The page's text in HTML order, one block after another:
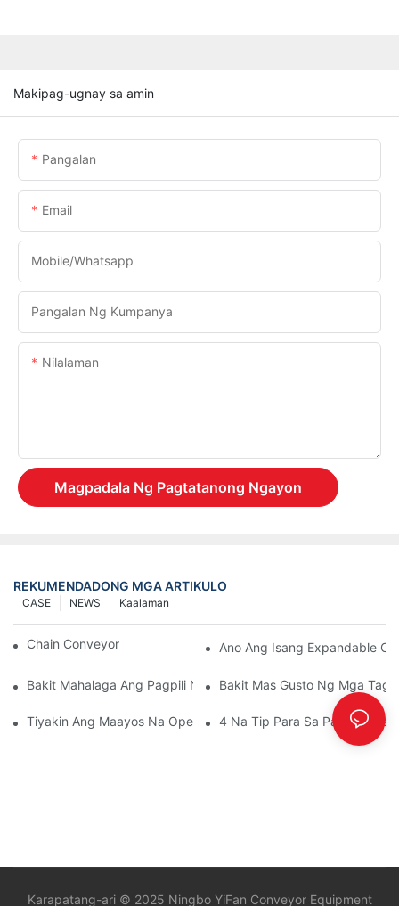
Makipag-ugnay sa amin
Pangalan
Email
Mobile/Whatsapp
Pangalan Ng Kumpanya
Nilalaman
Magpadala Ng Pagtatanong Ngayon
REKUMENDADONG MGA ARTIKULO
Kaalaman
NEWS
CASE
Chain Conveyor Vs Roller ConveyorAno Ang Isang Expandable
Bakit Mahalaga Ang Pagpili Ng Mapagkakatiwalaang
Bakit Mas Gusto Ng Mga
Tiyakin Ang Maayos Na Operasyon Ng Mga Bahagi Ng
4 Na Tip Para Sa Pagsasama
Karapatang-ari © 2025 Ningbo YiFan Conveyor Equipment